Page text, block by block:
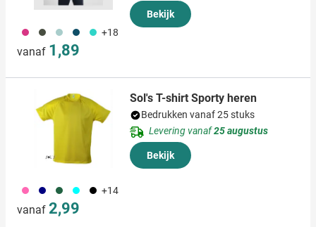
490 491 020 341 033 +18
vanaf 1,89
Bekijk
490 492 374 166 001 +14
vanaf 2,99
Sol's T-shirt Sporty heren
Bedrukken vanaf 25 stuks
Levering vanaf25 augustus
Bekijk